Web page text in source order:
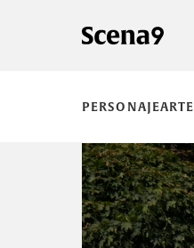
PERSONAJEARTE